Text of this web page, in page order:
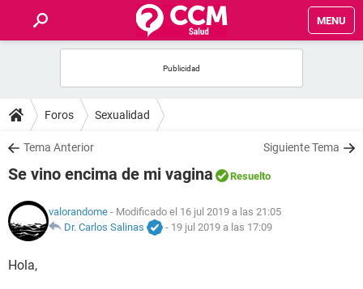
MENU
FOROS
SALUD
NUTRICIÓN
BIENESTAR
Foros Sexualidad
Tema Anterior Siguiente Tema
Se vino encima de mi vagina Resuelto
valorandome - Modificado el 16 jul 2019 a las 21:05
Dr. Carlos Salinas
- 19 jul 2019 a las 17:09
Hola,